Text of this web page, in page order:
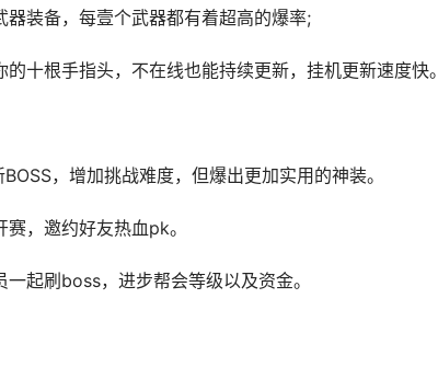
装备，每壹个武器都有着超高的爆率;
十根手指头，不在线也能持续更新，挂机更新速度快。
，增加挑战难度，但爆出更加实用的神装。
，邀约好友热血pk。
起刷boss，进步帮会等级以及资金。